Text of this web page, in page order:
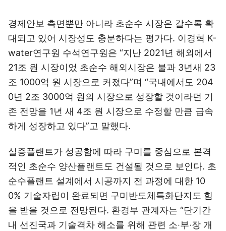
경제안보 측면뿐만 아니라 초순수 시장은 갈수록 확
대되고 있어 시장성도 충분하다는 평가다. 이경혁 K-
water연구원 수석연구원은 “지난 2021년 해외에서
21조 원 시장이었 초순수 해외시장은 불과 3년새 23
조 1000억 원 시장으로 커졌다”며 “국내에서도 204
0년 2조 3000억 원의 시장으로 성장할 것이라던 기
존 전망을 1년 새 4조 원 시장으로 수정할 만큼 급속
하게 성장하고 있다”고 말했다.
실증플랜트가 성공함에 따라 구미를 중심으로 본격
적인 초순수 양산플랜트도 건설될 것으로 보인다. 초
순수플랜트 설계에서 시공까지 전 과정에 대한 10
0% 기술자립이 완료되면 구미반도체특화단지도 힘
을 받을 것으로 전망된다. 환경부 관계자는 “단기간
내 선진국과 기술격차 해소를 위해 관련 소‧부‧장 개